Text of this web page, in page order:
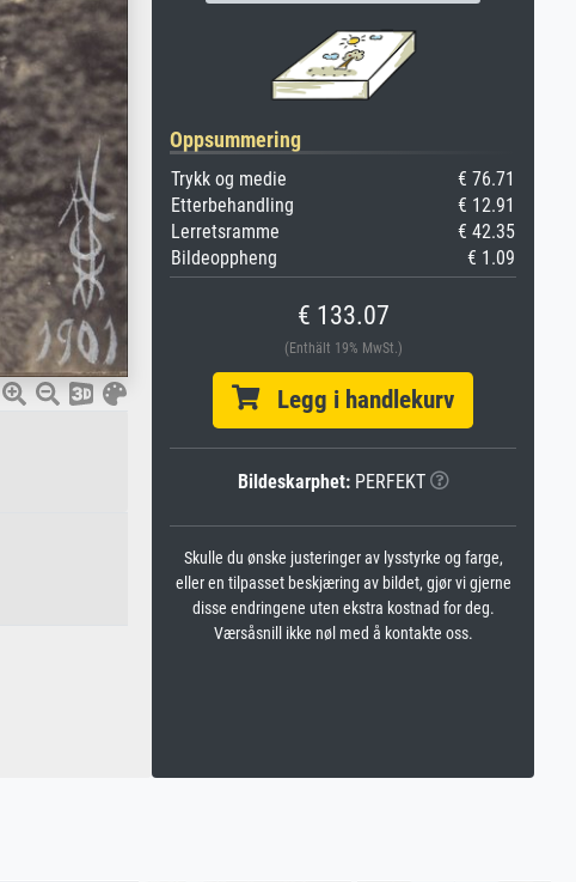
Oppsummering
Trykk og medie
€ 76.71
Etterbehandling
€ 12.91
Lerretsramme
€ 42.35
Bildeoppheng
€ 1.09
€ 133.07
(Enthält 19% MwSt.)
Legg i handlekurv
Bildeskarphet:PERFEKT
Skulle du ønske justeringer av lysstyrke og farge,
eller en tilpasset beskjæring av bildet, gjør vi gjerne
disse endringene uten ekstra kostnad for deg.
Værsåsnill ikke nøl med å kontakte oss.